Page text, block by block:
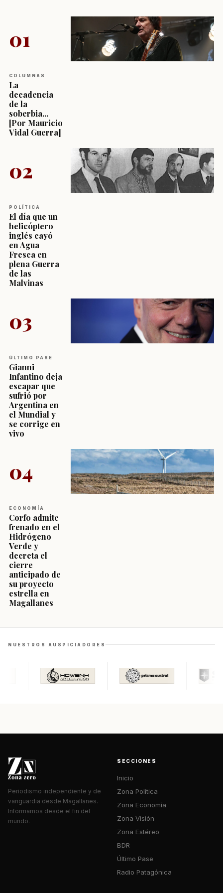
01
COLUMNAS
La
decadencia
de la
soberbia...
[Por Mauricio
Vidal Guerra]
02
POLÍTICA
El día que un
helicóptero
inglés cayó
en Agua
Fresca en
plena Guerra
de las
Malvinas
03
ÚLTIMO PASE
Gianni
Infantino deja
escapar que
sufrió por
Argentina en
el Mundial y
se corrige en
vivo
04
ECONOMÍA
Corfo admite
frenado en el
Hidrógeno
Verde y
decreta el
cierre
anticipado de
su proyecto
estrella en
Magallanes
NUESTROS AUSPICIADORES
Periodismo independiente y de
vanguardia desde Magallanes.
Informamos desde el fin del
mundo.
SECCIONES
Inicio
Zona Política
Zona Economía
Zona Visión
Zona Estéreo
BDR
Último Pase
Radio Patagónica